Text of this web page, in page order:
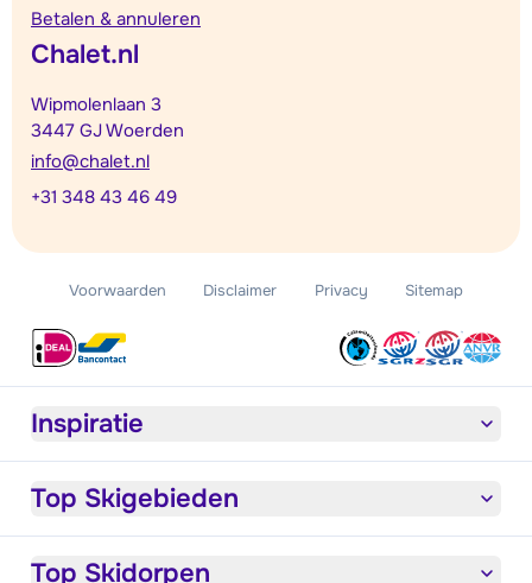
Betalen & annuleren
Chalet.nl
Wipmolenlaan 3
3447 GJ Woerden
info@chalet.nl
+31 348 43 46 49
Voorwaarden Disclaimer Privacy Sitemap
Inspiratie
Top Skigebieden
Top Skidorpen